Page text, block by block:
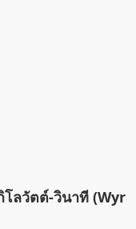
โลวัตต์-วินาที (Wyr